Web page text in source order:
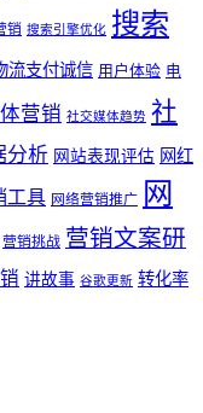
销 搜索引擎优化 搜索
流支付诚信 用户体验 电
营销 社交媒体趋势 社
分析 网站表现评估 网红
工具 网络营销推广 网
营销挑战 营销文案研
讲故事 谷歌更新 转化率